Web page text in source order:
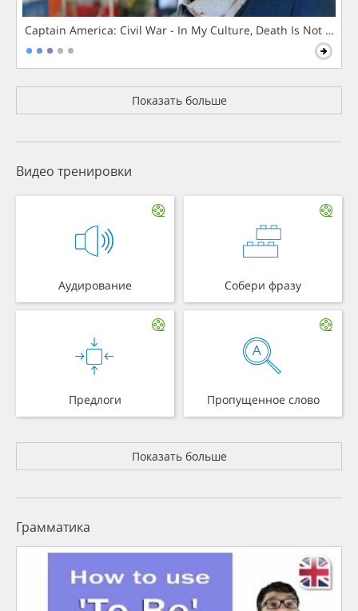
Captain America: Civil War - In My Culture, Death Is Not The
Показать больше
Видео тренировки
Аудирование Собери фразу
Предлоги Пропущенное слово
Показать больше
Грамматика